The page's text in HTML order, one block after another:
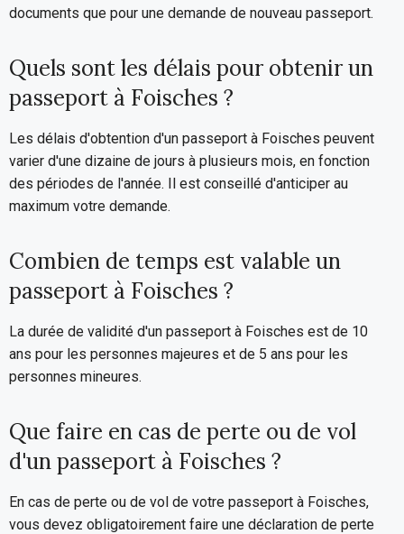
documents que pour une demande de nouveau passeport.
Quels sont les délais pour obtenir un
passeport à Foisches ?
Les délais d'obtention d'un passeport à Foisches peuvent
varier d'une dizaine de jours à plusieurs mois, en fonction
des périodes de l'année. Il est conseillé d'anticiper au
maximum votre demande.
Combien de temps est valable un
passeport à Foisches ?
La durée de validité d'un passeport à Foisches est de 10
ans pour les personnes majeures et de 5 ans pour les
personnes mineures.
Que faire en cas de perte ou de vol
d'un passeport à Foisches ?
En cas de perte ou de vol de votre passeport à Foisches,
vous devez obligatoirement faire une déclaration de perte